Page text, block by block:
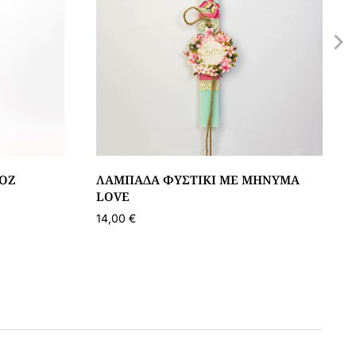
ΛΑΜΠΆΔΑ ΦΥΣΤΙΚΊ ΜΕ ΜΉΝΥΜΑ
LOVE
14,00 €